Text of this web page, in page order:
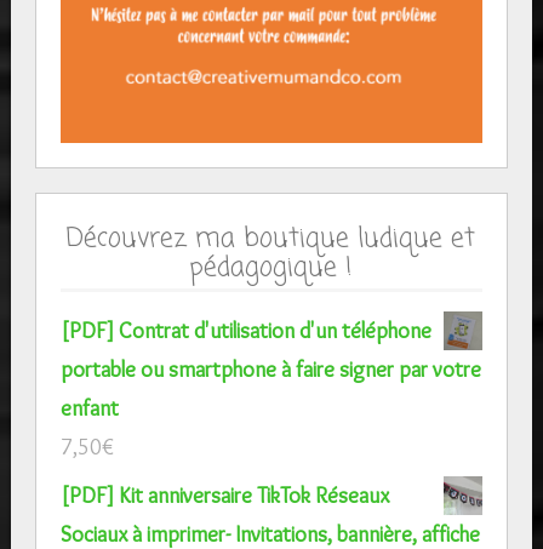
Découvrez ma boutique ludique et
pédagogique !
[PDF] Contrat d'utilisation d'un téléphone
portable ou smartphone à faire signer par votre
enfant
7,50€
[PDF] Kit anniversaire TikTok Réseaux
Sociaux à imprimer- Invitations, bannière, affiche